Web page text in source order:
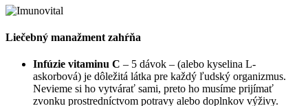
Liečebný manažment zahŕňa
Infúzie vitaminu C – 5 dávok – (alebo kyselina L-
askorbová) je dôležitá látka pre každý ľudský organizmus.
Nevieme si ho vytvárať sami, preto ho musíme prijímať
zvonku prostredníctvom potravy alebo doplnkov výživy.